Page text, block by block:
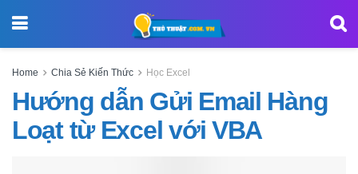
Home Chia Sẻ Kiến Thức Học Excel
Hướng dẫn Gửi Email Hàng
Loạt từ Excel với VBA